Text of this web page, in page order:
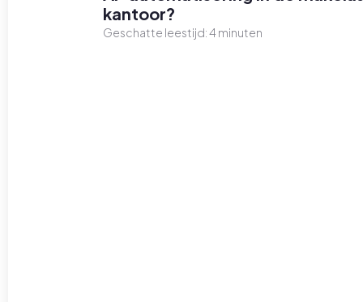
kantoor?
Geschatte leestijd:4 minuten